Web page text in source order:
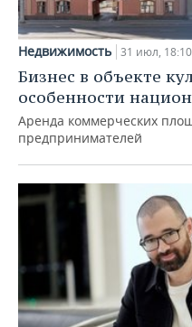
Недвижимость 31 июл, 18:10
Бизнес в объекте
особенности
Аренда коммерческих
предпринимателей